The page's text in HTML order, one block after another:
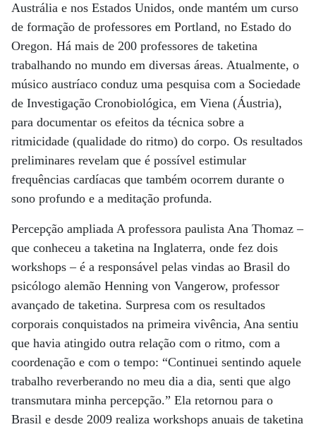
Austrália e nos Estados Unidos, onde mantém um curso
de formação de professores em Portland, no Estado do
Oregon. Há mais de 200 professores de taketina
trabalhando no mundo em diversas áreas. Atualmente, o
músico austríaco conduz uma pesquisa com a Sociedade
de Investigação Cronobiológica, em Viena (Áustria),
para documentar os efeitos da técnica sobre a
ritmicidade (qualidade do ritmo) do corpo. Os resultados
preliminares revelam que é possível estimular
frequências cardíacas que também ocorrem durante o
sono profundo e a meditação profunda.
Percepção ampliada A professora paulista Ana Thomaz –
que conheceu a taketina na Inglaterra, onde fez dois
workshops – é a responsável pelas vindas ao Brasil do
psicólogo alemão Henning von Vangerow, professor
avançado de taketina. Surpresa com os resultados
corporais conquistados na primeira vivência, Ana sentiu
que havia atingido outra relação com o ritmo, com a
coordenação e com o tempo: “Continuei sentindo aquele
trabalho reverberando no meu dia a dia, senti que algo
transmutara minha percepção.” Ela retornou para o
Brasil e desde 2009 realiza workshops anuais de taketina